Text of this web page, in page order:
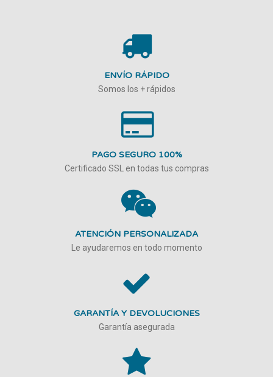
ENVÍO RÁPIDO
Somos los + rápidos
PAGO SEGURO 100%
Certificado SSL en todas tus compras
ATENCIÓN PERSONALIZADA
Le ayudaremos en todo momento
GARANTÍA Y DEVOLUCIONES
Garantía asegurada